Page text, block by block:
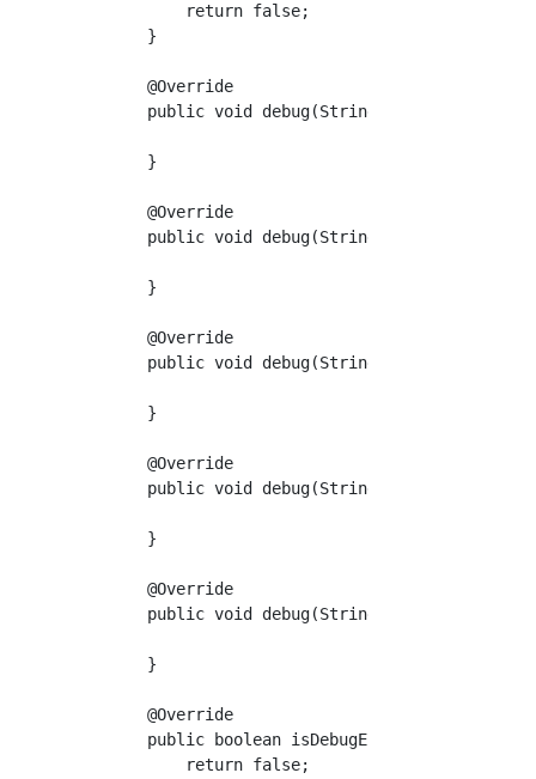
        return false;
    }
    @Override
    public void debug(String s) {
    }
    @Override
    public void debug(String s, Object o) {
    }
    @Override
public void debug(String s, Object o,
    }
    @Override
public void debug(String s, Object...
    }
    @Override
public void debug(String s, Throwable
    }
    @Override
public boolean isDebugEnabled(Marker
        return false;